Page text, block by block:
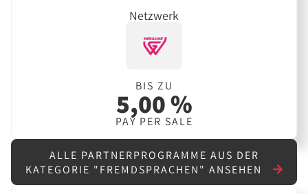
Netzwerk
BIS ZU
5,00 %
PAY PER SALE
ALLE PARTNERPROGRAMME AUS DER
KATEGORIE "FREMDSPRACHEN" ANSEHEN